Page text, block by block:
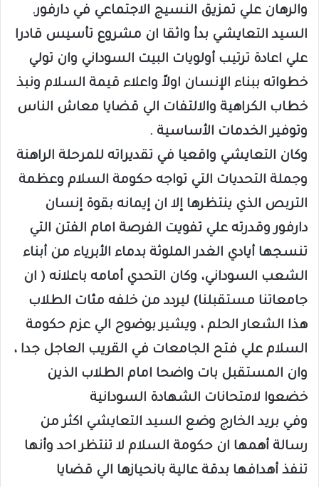
والرهان علي تمزيق النسيج الاجتماعي في دارفور.
السيد التعايشي بدأ واثقا ان مشروع تأسيس قادرا
علي اعادة ترتيب أولويات البيت السوداني وان تولي
خطواته ببناء الإنسان اولاً واعلاء قيمة السلام ونبذ
خطاب الكراهية والالتفات الي قضايا معاش الناس
وتوفير الخدمات الأساسية .
وكان التعايشي واقعيا في تقديراته للمرحلة الراهنة
وجملة التحديات التي تواجه حكومة السلام وعظمة
التربص الذي ينتظرها إلا ان إيمانه بقوة إنسان
دارفور وقدرته علي تفويت الفرصة امام الفتن التي
تنسجها أيادي الغدر الملوثة بدماء الأبرياء من أبناء
الشعب السوداني، وكان التحدي أمامه باعلانه ( ان
جامعاتنا مستقبلنا) ليردد من خلفه مئات الطلاب
هذا الشعار الحلم ، ويشير بوضوح الي عزم حكومة
السلام علي فتح الجامعات في القريب العاجل جدا ،
وان المستقبل بات واضحا امام الطلاب الذين
خضعوا لامتحانات الشهادة السودانية
وفي بريد الخارج وضع السيد التعايشي اكثر من
رسالة أهمها ان حكومة السلام لا تنتظر احد وأنها
تنفذ أهدافها بدقة عالية بانحيازها الي قضايا